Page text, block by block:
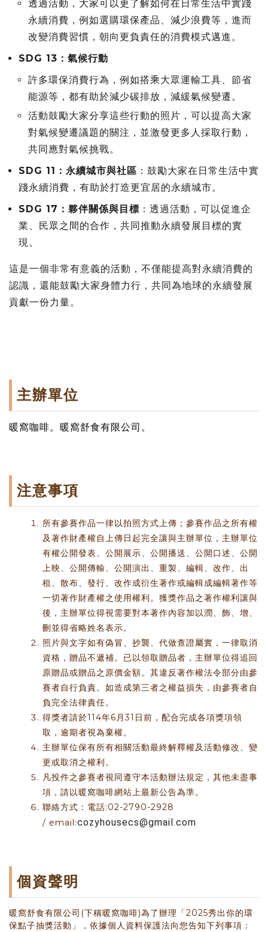
透過活動，大家可以更了解如何在日常生活中實踐
永續消費，例如選購環保產品、減少浪費等，進而
改變消費習慣，朝向更負責任的消費模式邁進。
SDG 13：氣候行動
許多環保消費行為，例如搭乘大眾運輸工具、節省
能源等，都有助於減少碳排放，減緩氣候變遷。
活動鼓勵大家分享這些行動的照片，可以提高大家
對氣候變遷議題的關注，並激發更多人採取行動，
共同應對氣候挑戰。
SDG 11：永續城市與社區 ：鼓勵大家在日常生活中實
踐永續消費，有助於打造更宜居的永續城市。
SDG 17：夥伴關係與目標 ：透過活動，可以促進企
業、民眾之間的合作，共同推動永續發展目標的實
現。
這是一個非常有意義的活動，不僅能提高對永續消費的
認識，還能鼓勵大家身體力行，共同為地球的永續發展
貢獻一份力量。
主辦單位
暖窩咖啡。暖窩舒食有限公司。
注意事項
所有參賽作品一律以拍照方式上傳；參賽作品之所有權
及著作財產權自上傳日起完全讓與主辦單位，主辦單位
有權公開發表、公開展示、公開播送、公開口述、公開
上映、公開傳輸、公開演出、重製、編輯、改作、出
租、散布、發行、改作成衍生著作或編輯成編輯著作等
一切著作財產權之使用權利。獲獎作品之著作權利讓與
後，主辦單位得視需要對本著作內容加以潤、飾、增、
刪並得省略姓名表示。
照片與文字如有偽冒、抄襲、代做查證屬實，一律取消
資格，贈品不遞補。已以領取贈品者，主辦單位得追回
原贈品或贈品之原價金額。其違反著作權法令部分由參
賽者自行負責。如造成第三者之權益損失，由參賽者自
負完全法律責任。
得獎者請於114年6月31日前，配合完成各項獎項領
取，逾期者視為棄權。
主辦單位保有所有相關活動最終解釋權及活動修改、變
更或取消之權利。
凡投件之參賽者視同遵守本活動辦法規定，其他未盡事
項，請以暖窩咖啡網站上最新公告為準。
聯絡方式：電話:02-2790-2928
/ email:cozyhousecs@gmail.com
個資聲明
暖窩舒食有限公司(下稱暖窩咖啡)為了辦理「2025秀出你的環
保點子抽獎活動」，依據個人資料保護法向您告知下列事項：